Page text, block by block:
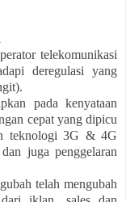
telekomunikasi
deregulasi yang
pada kenyataan
cepat yang dipicu
teknologi 3G & 4G
juga penggelaran
telah mengubah